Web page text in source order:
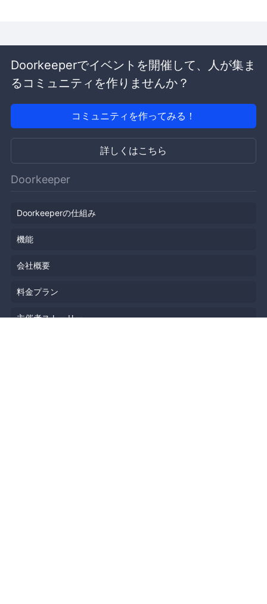
Doorkeeperでイベントを開催して、人が集ま
るコミュニティを作りませんか？
コミュニティを作ってみる！
詳しくはこちら
Doorkeeper
Doorkeeperの仕組み
機能
会社概要
料金プラン
主催者ストーリー